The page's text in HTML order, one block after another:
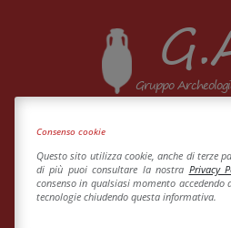
Gruppo
Consenso cookie
Questo sito utilizza cookie, anche di terze
di più puoi consultare la nostra Privacy
consenso in qualsiasi momento accedendo
tecnologie chiudendo questa informativa.